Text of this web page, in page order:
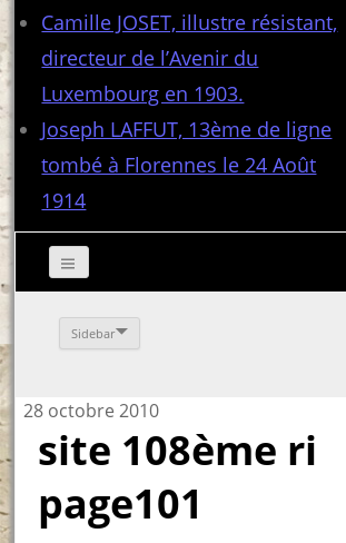
Camille JOSET, illustre résistant,
directeur de l’Avenir du
Luxembourg en 1903.
Joseph LAFFUT, 13ème de ligne
tombé à Florennes le 24 Août
1914
Sidebar
28 octobre 2010
site 108ème ri
page101